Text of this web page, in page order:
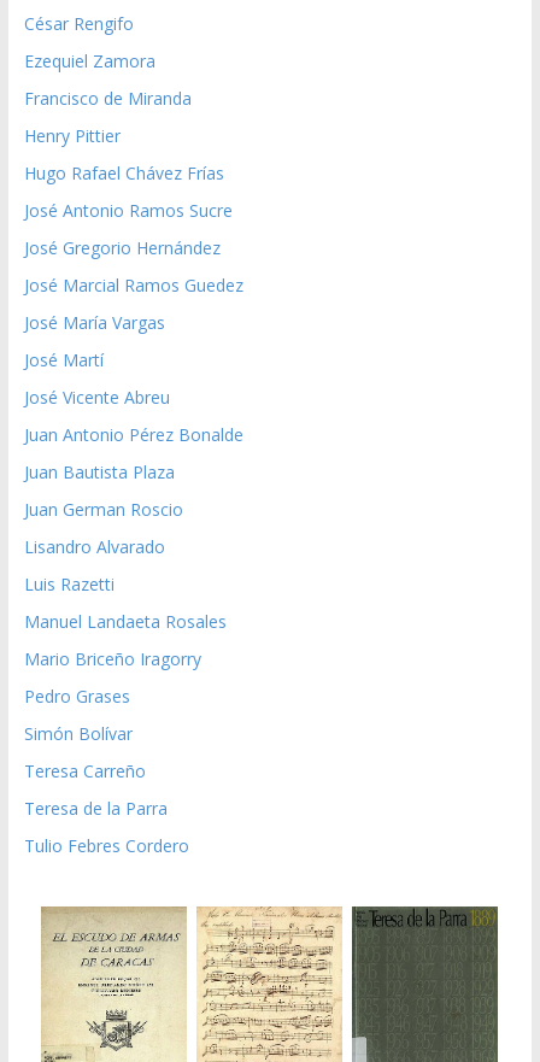
César Rengifo
Ezequiel Zamora
Francisco de Miranda
Henry Pittier
Hugo Rafael Chávez Frías
José Antonio Ramos Sucre
José Gregorio Hernández
José Marcial Ramos Guedez
José María Vargas
José Martí
José Vicente Abreu
Juan Antonio Pérez Bonalde
Juan Bautista Plaza
Juan German Roscio
Lisandro Alvarado
Luis Razetti
Manuel Landaeta Rosales
Mario Briceño Iragorry
Pedro Grases
Simón Bolívar
Teresa Carreño
Teresa de la Parra
Tulio Febres Cordero